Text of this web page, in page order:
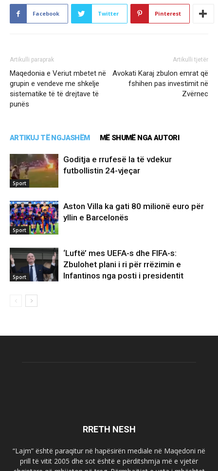
Facebook Twitter Pinterest
Artikulli paraprak
Maqedonia e Veriut mbetet në
grupin e vendeve me shkelje
sistematike të të drejtave të
punës
Artikulli tjetër
Avokati Karaj zbulon emrat që
fshihen pas investimit në
Zvërnec
ARTIKUJ TË NGJASHËM MË SHUMË NGA AUTORI
Sport
Goditja e rrufesë la të vdekur
futbollistin 24-vjeçar
Sport
Aston Villa ka gati 80 milionë euro për
yllin e Barcelonës
Sport
‘Luftë’ mes UEFA-s dhe FIFA-s:
Zbulohet plani i ri për rrëzimin e
Infantinos nga posti i presidentit
RRETH NESH
“Lajm” është paraqitur në hapësirën mediale në Maqedoni në
prill të vitit 2005 dhe sot është e përditshmja më e vjetër